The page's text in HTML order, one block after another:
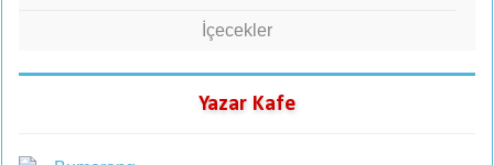
İçecekler
Yazar Kafe